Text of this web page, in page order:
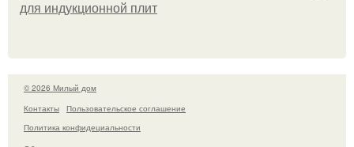
для индукционной плит
© 2026 Милый дом
Контакты
Пользовательское соглашение
Политика конфидециальности